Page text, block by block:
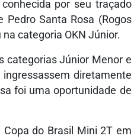
por seu traçado
Santa Rosa (Rogos
categoria OKN Júnior.
categorias Júnior Menor e
diretamente
foi uma oportunidade de
do Brasil Mini 2T em